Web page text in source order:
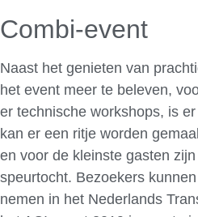
Combi-event
Naast het genieten van
het event meer te beleven,
er technische workshops, is
kan er een ritje worden
en voor de kleinste gasten
speurtocht. Bezoekers
nemen in het Nederlands